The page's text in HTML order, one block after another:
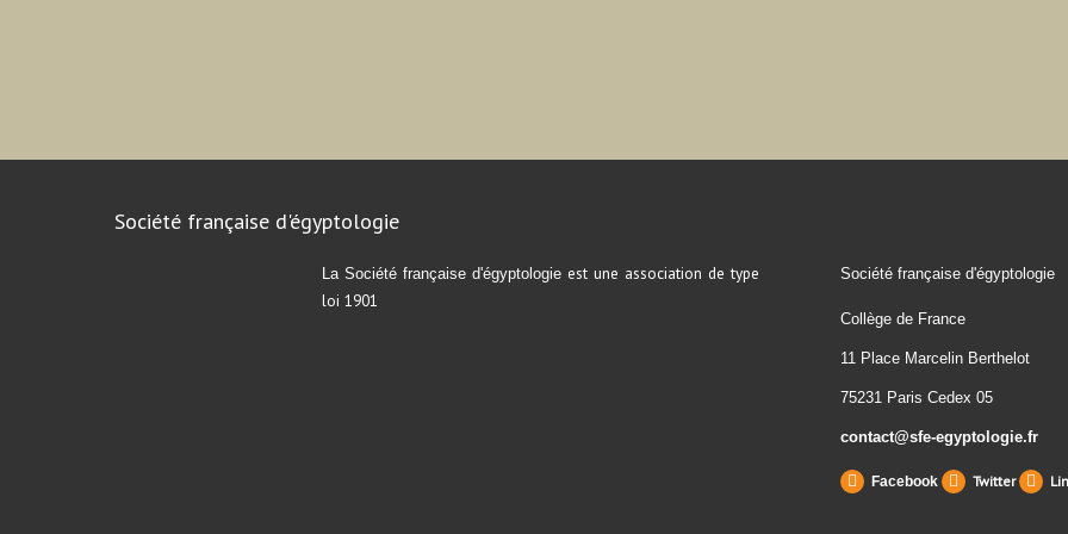
Société française d'égyptologie
La Société française d'égyptologie est une association de type
loi 1901
Société française d'égyptologie
Collège de France
11 Place Marcelin Berthelot
75231 Paris Cedex 05
contact@sfe-egyptologie.fr
Facebook Twitter